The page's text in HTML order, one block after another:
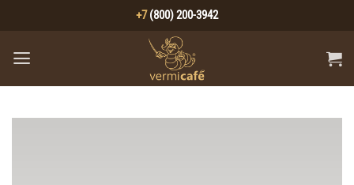
content
+7 (800) 200-3942